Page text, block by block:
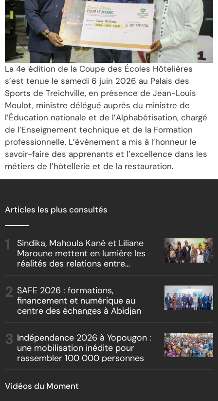
La 4e édition de la Coupe des Écoles Hôtelières
s’est tenue le samedi 6 juin 2026 au Palais des
Sports de Treichville, en présence de Jean-Louis
Moulot, ministre délégué auprès du ministre de
l’Éducation nationale et de l’Alphabétisation, chargé
de l’Enseignement technique et de la Formation
professionnelle. L’événement a mis à l’honneur le
savoir-faire des apprenants et l’excellence dans les
métiers de l’hôtellerie et de la restauration.
Articles les plus consultés
Sindika, Mahoula Kané et Liliane
Maroune mettent en lumière les
réalités des relations entre
« Boss vs Boss »
SAFE 2026 : formations,
financement et numérique au
centre des échanges à Abidjan
Indépendance 2026 à Yopougon :
une mobilisation inédite pour
rassembler 100 000 personnes
Vidéos du Moment